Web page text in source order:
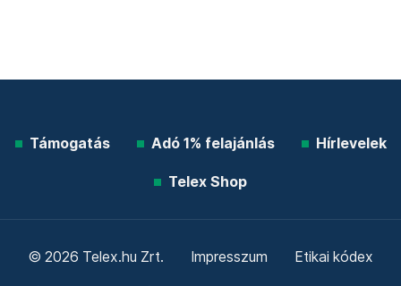
Támogatás Adó 1% felajánlás Hírlevelek
Telex Shop
© 2026 Telex.hu Zrt. Impresszum Etikai kódex